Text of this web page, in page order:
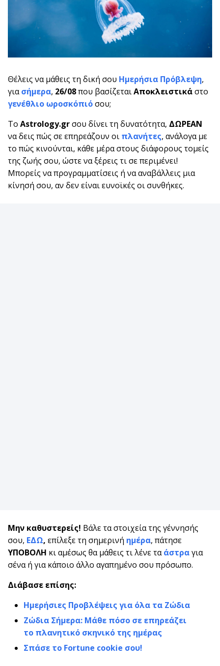
Θέλεις να μάθεις τη δική σου Ημερήσια Πρόβλεψη,
γιασήμερα, 26/08που βασίζεταιΑποκλειστικάστο
γενέθλιο ωροσκόπιόσου;
Το Astrology.grσου δίνει τη δυνατότητα, ΔΩΡΕΑΝ
να δεις πώς σε επηρεάζουν οι πλανήτες, ανάλογα με
το πώς κινούνται, κάθε μέρα στους διάφορους τομείς
της ζωής σου, ώστε να ξέρεις τι σε περιμένει!
Μπορείς να προγραμματίσεις ή να αναβάλλεις μια
κίνησή σου, αν δεν είναι ευνοϊκές οι συνθήκες.
Μην καθυστερείς! Βάλε τα στοιχεία της γέννησής
σου, ΕΔΩ, επίλεξε τη σημερινή ημέρα, πάτησε
ΥΠΟΒΟΛΗ κι αμέσως θα μάθεις τι λένε ταάστραγια
σένα ή για κάποιο άλλο αγαπημένο σου πρόσωπο.
Διάβασε επίσης:
Ημερήσιες Προβλέψεις για όλα τα Ζώδια
Ζώδια Σήμερα: Μάθε πόσο σε επηρεάζει
το πλανητικό σκηνικό της ημέρας
Σπάσε το Fortune cookie σου!